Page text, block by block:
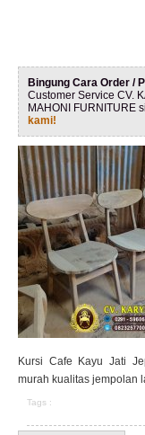
Bingung Cara Order /
Customer Service CV.
MAHONI FURNITURE
kami!
Kursi Cafe Kayu Jati
murah kualitas jempolan
Tags :